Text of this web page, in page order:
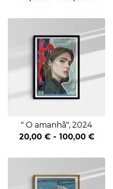
" O amanhã", 2024
20,00 €- 100,00 €